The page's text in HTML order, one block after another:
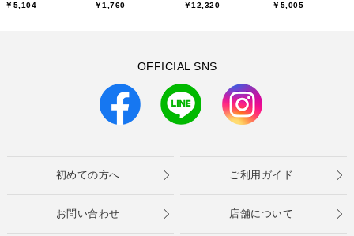
￥5,104
￥1,760
￥12,320
￥5,005
OFFICIAL SNS
初めての方へ ご利用ガイド
お問い合わせ 店舗について